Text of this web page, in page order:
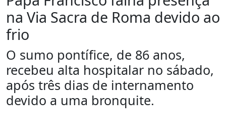
na Via Sacra de Roma devido ao
frio
O sumo pontífice, de 86 anos,
recebeu alta hospitalar no sábado,
após três dias de internamento
devido a uma bronquite.